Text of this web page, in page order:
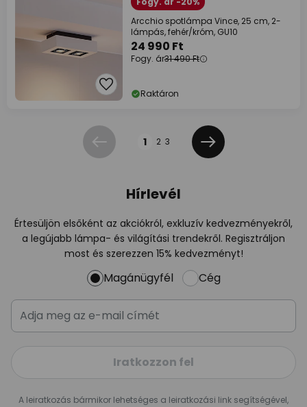
Arcchio spotlámpa Vince, 25 cm, 2-
lámpás, fehér/króm, GU10
24 990 Ft
Fogy. ár31 490 Ft
Raktáron
Előző 1 2 3
Következő
Hírlevél
Értesüljön elsőként az akciókról, exkluzív kedvezményekről,
a legújabb lámpa- és világítási trendekről. Regisztráljon
most és szerezzen 15% kedvezményt!
Magánügyfél Cég
Iratkozzon fel
A leiratkozás bármikor lehetséges a leiratkozási link segítségével,